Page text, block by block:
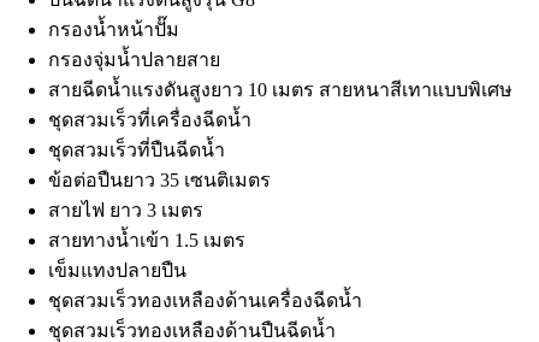
กรองน้ำหน้าปั๊ม
กรองจุ่มน้ำปลายสาย
สายฉีดน้ำแรงดันสูงยาว 10 เมตร สายหนาสีเทาแบบพิเศษ
ชุดสวมเร็วที่เครื่องฉีดน้ำ
ชุดสวมเร็วที่ปืนฉีดน้ำ
ข้อต่อปืนยาว 35 เซนติเมตร
สายไฟ ยาว 3 เมตร
สายทางน้ำเข้า 1.5 เมตร
เข็มแทงปลายปืน
ชุดสวมเร็วทองเหลืองด้านเครื่องฉีดน้ำ
ชุดสวมเร็วทองเหลืองด้านปืนฉีดน้ำ